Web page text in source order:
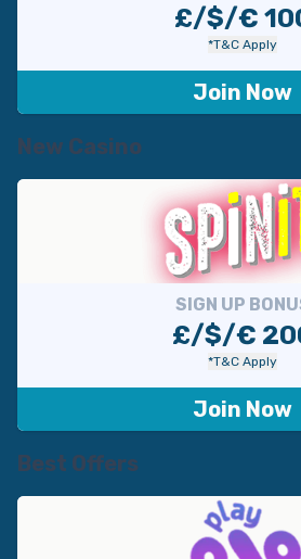
£/$/€
*T&C Apply
Join Now
New Casino
SIGN UP
£/$/€
*T&C Apply
Join Now
Best Offers